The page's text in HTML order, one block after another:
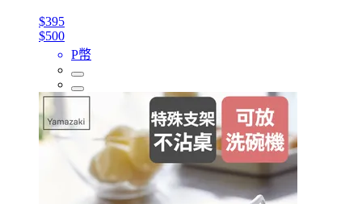
$395
$500
P幣